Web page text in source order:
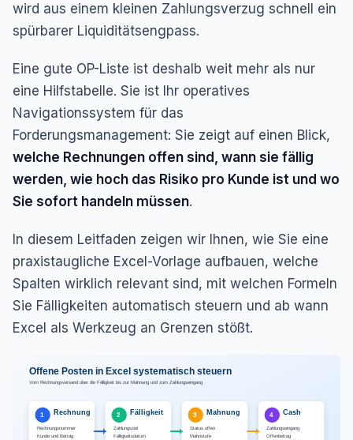
wird aus einem kleinen Zahlungsverzug schnell ein
spürbarer Liquiditätsengpass.
Eine gute OP-Liste ist deshalb weit mehr als nur
eine Hilfstabelle. Sie ist Ihr operatives
Navigationssystem für das
Forderungsmanagement: Sie zeigt auf einen Blick,
welche Rechnungen offen sind, wann sie fällig
werden, wie hoch das Risiko pro Kunde ist und wo
Sie sofort handeln müssen.
In diesem Leitfaden zeigen wir Ihnen, wie Sie eine
praxistaugliche Excel-Vorlage aufbauen, welche
Spalten wirklich relevant sind, mit welchen Formeln
Sie Fälligkeiten automatisch steuern und ab wann
Excel als Werkzeug an Grenzen stößt.
Offene Posten in Excel systematisch steuern
Vom Rechnungsversand über die Fälligkeit bis zur Mahnung und zum Zahlungseingang
1 Rechnung
Rechnungsnummer
Kunde und Betrag
2 Fälligkeit
Zahlungsziel
Fälligkeitsdatum
3 Mahnung
Status offen
Mahnstufe
4 Cash
Zahlungseingang
Offenbetrag